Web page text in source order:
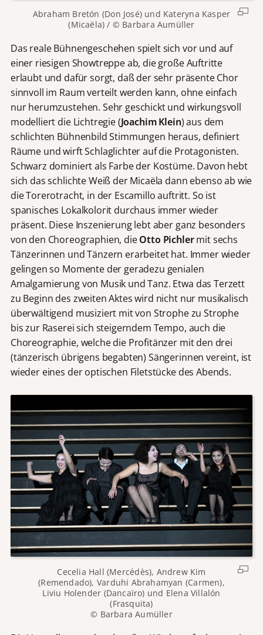
Abraham Bretón (Don José) und Kateryna Kasper
(Micaëla) / © Barbara Aumüller
Das reale Bühnengeschehen spielt sich vor und auf
einer riesigen Showtreppe ab, die große Auftritte
erlaubt und dafür sorgt, daß der sehr präsente Chor
sinnvoll im Raum verteilt werden kann, ohne einfach
nur herumzustehen. Sehr geschickt und wirkungsvoll
modelliert die Lichtregie (Joachim Klein) aus dem
schlichten Bühnenbild Stimmungen heraus, definiert
Räume und wirft Schlaglichter auf die Protagonisten.
Schwarz dominiert als Farbe der Kostüme. Davon hebt
sich das schlichte Weiß der Micaëla dann ebenso ab wie
die Torerotracht, in der Escamillo auftritt. So ist
spanisches Lokalkolorit durchaus immer wieder
präsent. Diese Inszenierung lebt aber ganz besonders
von den Choreographien, dieOtto Pichlermit sechs
Tänzerinnen und Tänzern erarbeitet hat. Immer wieder
gelingen so Momente der geradezu genialen
Amalgamierung von Musik und Tanz. Etwa das Terzett
zu Beginn des zweiten Aktes wird nicht nur musikalisch
überwältigend musiziert mit von Strophe zu Strophe
bis zur Raserei sich steigerndem Tempo, auch die
Choreographie, welche die Profitänzer mit den drei
(tänzerisch übrigens begabten) Sängerinnen vereint, ist
wieder eines der optischen Filetstücke des Abends.
Cecelia Hall (Mercédès), Andrew Kim
(Remendado), Varduhi Abrahamyan (Carmen),
Liviu Holender (Dancaïro) und Elena Villalón
(Frasquita)
© Barbara Aumüller